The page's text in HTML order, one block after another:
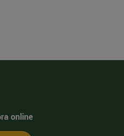
online